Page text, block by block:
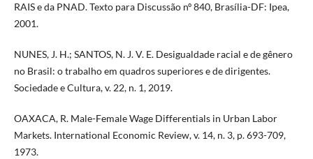
RAIS e da PNAD. Texto para Discussão nº 840, Brasília-DF: Ipea,
2001.
NUNES, J. H.; SANTOS, N. J. V. E. Desigualdade racial e de gênero
no Brasil: o trabalho em quadros superiores e de dirigentes.
Sociedade e Cultura, v. 22, n. 1, 2019.
OAXACA, R. Male-Female Wage Differentials in Urban Labor
Markets. International Economic Review, v. 14, n. 3, p. 693-709,
1973.